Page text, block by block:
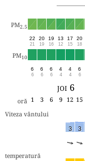
PM2.5
22
21
20
19
19
16
13
12
17
15
20
18
PM10
6
6
6
6
6
6
4
4
4
4
6
6
joi 6
oră 1 3 6 9 12 15
Viteza vântului
3 3
temperatură